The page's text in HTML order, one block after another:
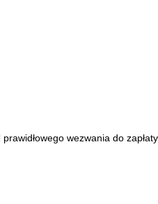
wezwania do zapłaty